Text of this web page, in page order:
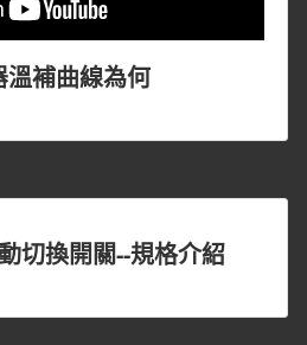
補曲線為何
切換開關--規格介紹